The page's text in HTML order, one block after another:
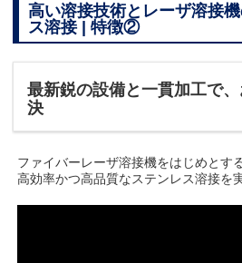
高い溶接技術とレーザ溶接
ス溶接 | 特徴②
最新鋭の設備と一貫加工で
決
ファイバーレーザ溶接機をはじめとす
高効率かつ高品質なステンレス溶接を